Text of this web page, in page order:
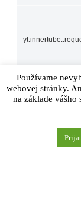
Používame
webovej stránky.
na základe vášho
Ostatné
Ostatné
Ďalšie
ULOŽIŤ A
Powered by